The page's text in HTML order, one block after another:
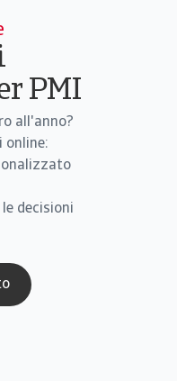
PMI
all'anno?
online:
decisioni